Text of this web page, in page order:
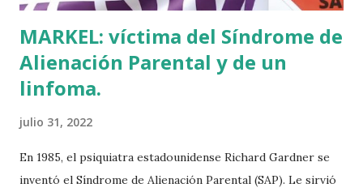
MARKEL: víctima del Síndrome de
Alienación Parental y de un
linfoma.
julio 31, 2022
En 1985, el psiquiatra estadounidense Richard Gardner se
inventó el Síndrome de Alienación Parental (SAP). Le sirvió